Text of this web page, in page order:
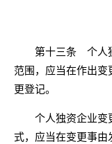
第十三条 个人独
范围，应当在作出变
更登记。
个人独资企业变更
式，应当在变更事由